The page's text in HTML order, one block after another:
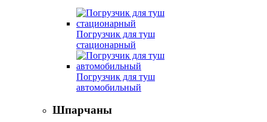
Погрузчик для туш
стационарный
Погрузчик для туш
автомобильный
Шпарчаны